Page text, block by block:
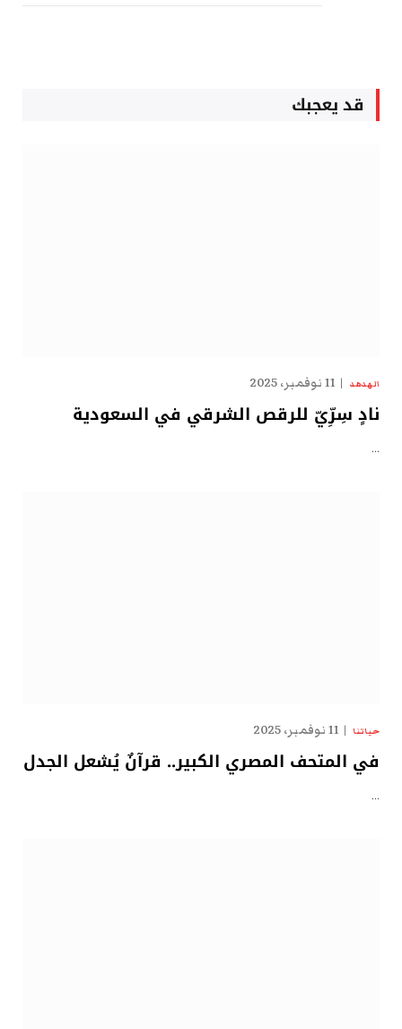
قد يعجبك
الهدهد 11 نوفمبر، 2025
نادٍ سِرِّيّ للرقص الشرقي في السعودية
…
حياتنا 11 نوفمبر، 2025
في المتحف المصري الكبير.. قرآنٌ يُشعل الجدل
…